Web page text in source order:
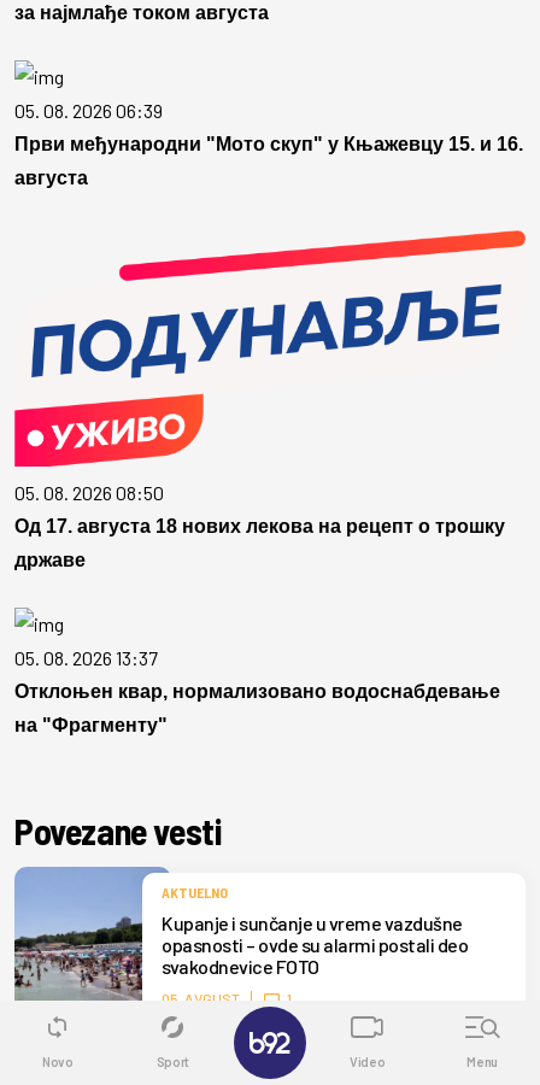
за најмлађе током августа
05. 08. 2026 06:39
Први међународни "Мото скуп" у Књажевцу 15. и 16.
августа
05. 08. 2026 08:50
Од 17. августа 18 нових лекова на рецепт о трошку
државе
05. 08. 2026 13:37
Отклоњен квар, нормализовано водоснабдевање
на "Фрагменту"
Povezane vesti
AKTUELNO
Kupanje i sunčanje u vreme vazdušne
opasnosti – ovde su alarmi postali deo
svakodnevice FOTO
05. AVGUST 1
AKTUELNO
Novo Sport Video Menu
✕